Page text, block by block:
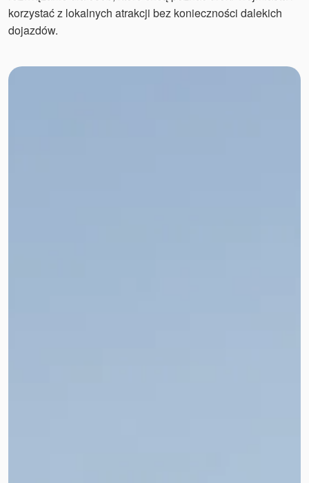
korzystać z lokalnych atrakcji bez konieczności dalekich
dojazdów.